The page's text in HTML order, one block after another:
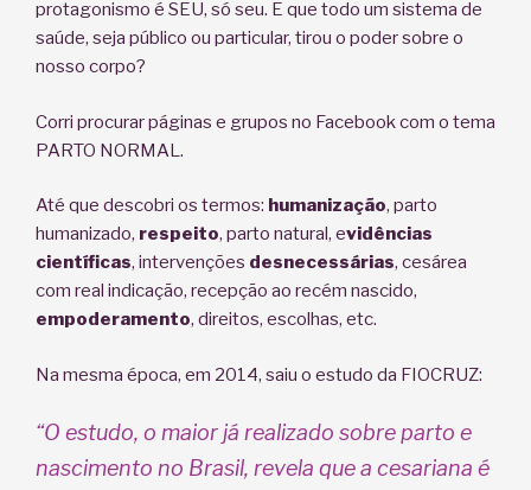
protagonismo é SEU, só seu. E que todo um sistema de
saúde, seja público ou particular, tirou o poder sobre o
nosso corpo?
Corri procurar páginas e grupos no Facebook com o tema
PARTO NORMAL.
Até que descobri os termos: humanização, parto
humanizado, respeito, parto natural, evidências
científicas, intervenções desnecessárias, cesárea
com real indicação, recepção ao recém nascido,
empoderamento, direitos, escolhas, etc.
Na mesma época, em 2014, saiu o estudo da FIOCRUZ:
“O estudo, o maior já realizado sobre parto e
nascimento no Brasil, revela que a cesariana é